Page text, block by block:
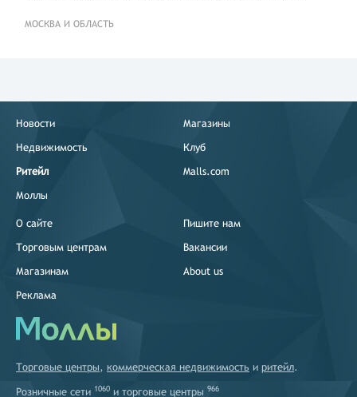
МОСКВА И ОБЛАСТЬ
Новости
Недвижимость
Ритейл
Моллы
Магазины
Клуб
Malls.com
О сайте
Торговым центрам
Магазинам
Реклама
Пишите нам
Вакансии
About us
Торговые центры, коммерческая недвижимость и ритейл.
Розничные сети 1060 и торговые центры 966